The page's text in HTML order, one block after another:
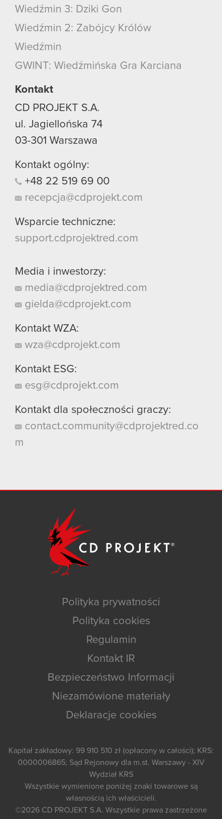
Wiedźmin 3: Dziki Gon
Wiedźmin 2: Zabójcy Królów
Wiedźmin
GWINT: Wiedźmińska Gra Karciana
Kontakt
CD PROJEKT S.A.
ul. Jagiellońska 74
03-301 Warszawa
Kontakt ogólny:
+48 22 519 69 00
recepcja@cdprojekt.com
Wsparcie techniczne:
support.cdprojektred.com
Media i inwestorzy:
media@cdprojektred.com
gielda@cdprojekt.com
Kontakt WZA:
wza@cdprojekt.com
Kontakt ESG:
esg@cdprojekt.com
Kontakt dla społeczności graczy:
contact.community@cdprojektred.co
m
Polityka prywatności
Polityka cookies
Regulamin
Kontakt IR
Bezpieczeństwo Informacji
Niezamówione materiały
Deklaracje cookies
Kapitał zakładowy: 99 910 510 zł (opłacony w całości); KRS:
0000006865; Sąd Rejonowy dla m.st. Warszawy - XIV
Wydział KRS
Wszystkie wymienione poniżej znaki towarowe są
własnością ich właścicieli.
©2026 CD PROJEKT S.A. Wszystkie prawa zastrzeżone